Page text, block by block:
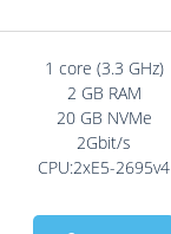
1 core (3.3 GHz)
2 GB RAM
20 GB NVMe
2Gbit/s
CPU:2xE5-2695v4